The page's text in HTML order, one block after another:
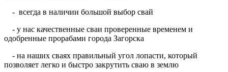
- всегда в наличии большой выбор свай
- у нас качественные сваи проверенные временем и
одобренные прорабами города Загорска
- на наших сваях правильный угол лопасти, который
позволяет легко и быстро закрутить сваю в землю